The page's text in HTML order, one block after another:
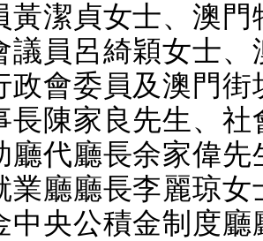
黃潔貞女士、澳門
議員呂綺穎女士、
政會委員及澳門街
長陳家良先生、社
廳代廳長余家偉先
業廳廳長李麗琼女
中央公積金制度廳